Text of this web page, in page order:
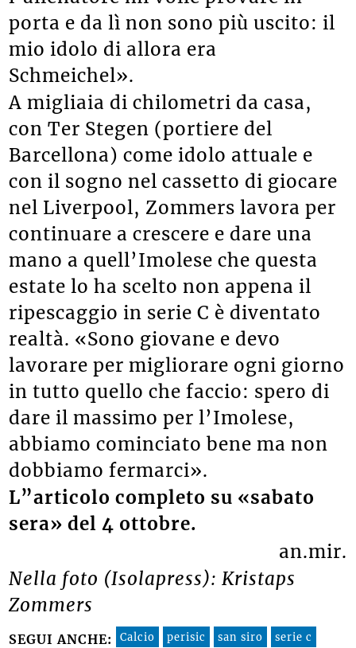
porta e da lì non sono più uscito: il
mio idolo di allora era
Schmeichel».
A migliaia di chilometri da casa,
con Ter Stegen (portiere del
Barcellona) come idolo attuale e
con il sogno nel cassetto di giocare
nel Liverpool, Zommers lavora per
continuare a crescere e dare una
mano a quell’Imolese che questa
estate lo ha scelto non appena il
ripescaggio in serie C è diventato
realtà. «Sono giovane e devo
lavorare per migliorare ogni giorno
in tutto quello che faccio: spero di
dare il massimo per l’Imolese,
abbiamo cominciato bene ma non
dobbiamo fermarci».
L”articolo completo su «sabato
sera» del 4 ottobre.
an.mir.
Nella foto (Isolapress): Kristaps
Zommers
SEGUI ANCHE: Calcio perisic san siro
serie c